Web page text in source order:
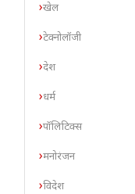
खेल
टेक्नोलॉजी
देश
धर्म
पॉलिटिक्स
मनोरंजन
विदेश